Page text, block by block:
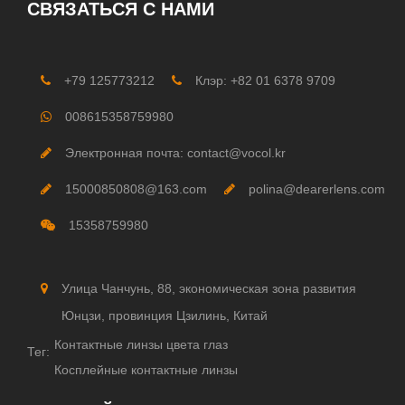
СВЯЗАТЬСЯ С НАМИ
+79 125773212 Клэр: +82 01 6378 9709
008615358759980
Электронная почта: contact@vocol.kr
15000850808@163.com polina@dearerlens.com
15358759980
Улица Чанчунь, 88, экономическая зона развития
Юнцзи, провинция Цзилинь, Китай
Тег: Контактные линзы цвета глаз
Косплейные контактные линзы